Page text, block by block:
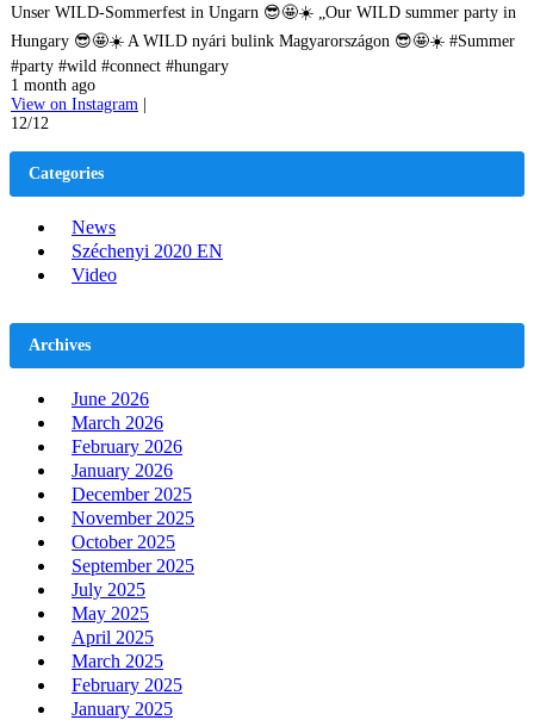
Unser WILD-Sommerfest in Ungarn 😎🤩☀️ „Our WILD summer party in
Hungary 😎🤩☀️ A WILD nyári bulink Magyarországon 😎🤩☀️ #Summer
#party #wild #connect #hungary
1 month ago
View on Instagram |
12/12
Categories
News
Széchenyi 2020 EN
Video
Archives
June 2026
March 2026
February 2026
January 2026
December 2025
November 2025
October 2025
September 2025
July 2025
May 2025
April 2025
March 2025
February 2025
January 2025